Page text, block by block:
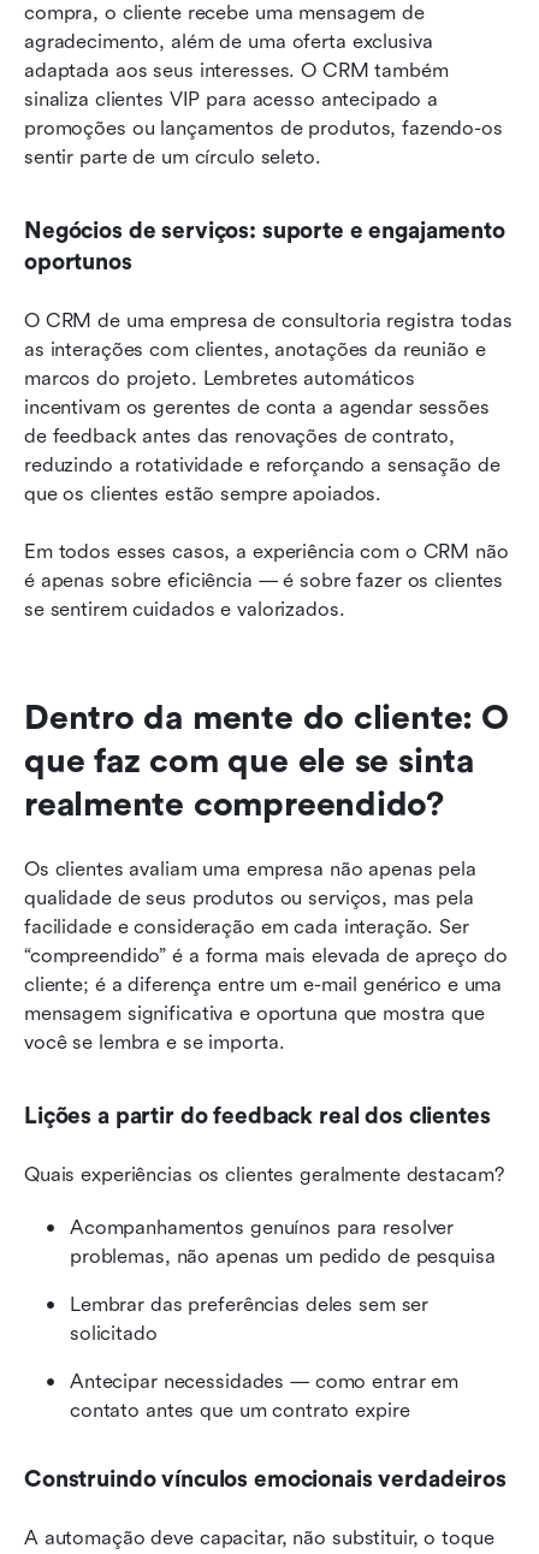
compra, o cliente recebe uma mensagem de
agradecimento, além de uma oferta exclusiva
adaptada aos seus interesses. O CRM também
sinaliza clientes VIP para acesso antecipado a
promoções ou lançamentos de produtos, fazendo-os
sentir parte de um círculo seleto.
Negócios de serviços: suporte e engajamento
oportunos
O CRM de uma empresa de consultoria registra todas
as interações com clientes, anotações da reunião e
marcos do projeto. Lembretes automáticos
incentivam os gerentes de conta a agendar sessões
de feedback antes das renovações de contrato,
reduzindo a rotatividade e reforçando a sensação de
que os clientes estão sempre apoiados.
Em todos esses casos, a experiência com o CRM não
é apenas sobre eficiência — é sobre fazer os clientes
se sentirem cuidados e valorizados.
Dentro da mente do cliente: O
que faz com que ele se sinta
realmente compreendido?
Os clientes avaliam uma empresa não apenas pela
qualidade de seus produtos ou serviços, mas pela
facilidade e consideração em cada interação. Ser
“compreendido” é a forma mais elevada de apreço do
cliente; é a diferença entre um e-mail genérico e uma
mensagem significativa e oportuna que mostra que
você se lembra e se importa.
Lições a partir do feedback real dos clientes
Quais experiências os clientes geralmente destacam?
Acompanhamentos genuínos para resolver
problemas, não apenas um pedido de pesquisa
Lembrar das preferências deles sem ser
solicitado
Antecipar necessidades — como entrar em
contato antes que um contrato expire
Construindo vínculos emocionais verdadeiros
A automação deve capacitar, não substituir, o toque